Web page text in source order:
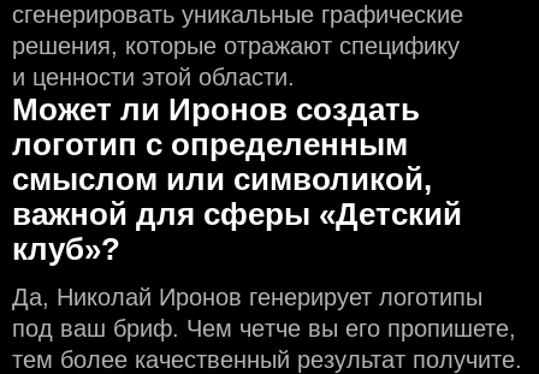
сгенерировать уникальные графические
решения, которые отражают специфику
и ценности этой области.
Может ли Иронов создать
логотип с определeнным
смыслом или символикой,
важной для сферы «Детский
клуб»?
Да, Николай Иронов генерирует логотипы
под ваш бриф. Чем чeтче вы его пропишете,
тем более качественный результат получите.